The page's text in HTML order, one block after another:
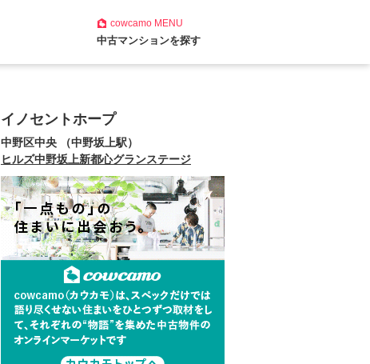
cowcamoMENU
中古マンションを探す
イノセントホープ
中野区中央 （中野坂上駅）
ヒルズ中野坂上新都心グランステージ